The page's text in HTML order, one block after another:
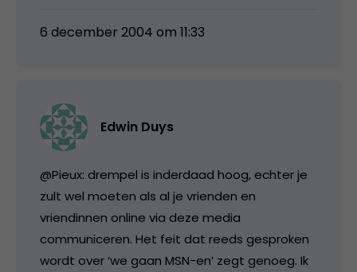
6 december 2004 om 11:33
Edwin Duys
@Pieux: drempel is inderdaad hoog, echter je
zult wel moeten als al je vrienden en
vriendinnen online via deze media
communiceren. Het feit dat reeds gesproken
wordt over ‘we gaan MSN-en’ zegt genoeg. Ik